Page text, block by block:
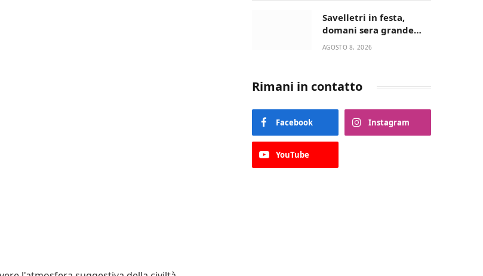
Savelletri in festa,
domani sera grande
spettacolo con Uccio De
AGOSTO 8, 2026
Rimani in contatto
Facebook Instagram
YouTube